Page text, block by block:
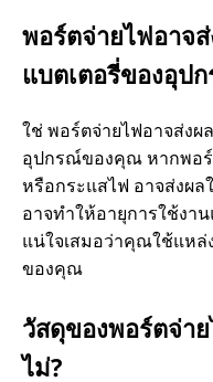
พอร์ตจ่ายไฟอาจ
แบตเตอรี่ของอุป
ใช่ พอร์ตจ่ายไฟอาจส่งผ
อุปกรณ์ของคุณ หากพอร์
หรือกระแสไฟ อาจส่งผ
อาจทําให้อายุการใช้งา
แน่ใจเสมอว่าคุณใช้แห
ของคุณ
วัสดุของพอร์ตจ่า
ไม่?